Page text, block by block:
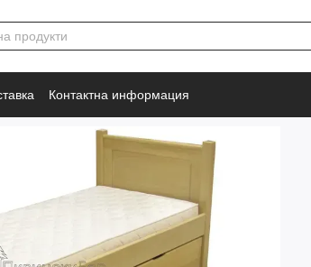
Контактна информация